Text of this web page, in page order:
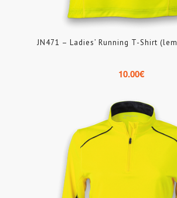
JN471 – Ladies’ Running T-Shirt
10.00€